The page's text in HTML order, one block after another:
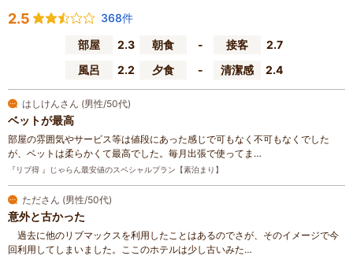
2.5
368件
部屋
2.3 朝食 - 接客
2.7
風呂
2.2 夕食 - 清潔感 2.4
はしけんさん (男性/50代)
ベットが最高
部屋の雰囲気やサービス等は値段にあった感じで可もなく不可もなくでした
が、ベットは柔らかくて最高でした。毎月出張で使ってま…
『リブ得 』じゃらん最安値のスペシャルプラン【素泊まり】
たださん (男性/50代)
意外と古かった
過去に他のリブマックスを利用したことはあるのでさが、そのイメージで今
回利用してしまいました。ここのホテルは少し古いみた…